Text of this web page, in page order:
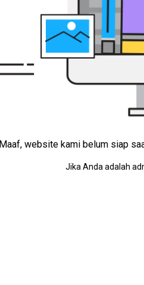
Maaf, website kami belum siap
Jika Anda adalah